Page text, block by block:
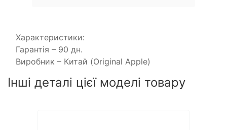
Характеристики:
Гарантія – 90 дн.
Виробник – Китай (Original Apple)
Інші деталі цієї моделі товару